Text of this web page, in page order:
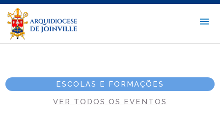
ESCOLAS E FORMAÇÕES
VER TODOS OS EVENTOS